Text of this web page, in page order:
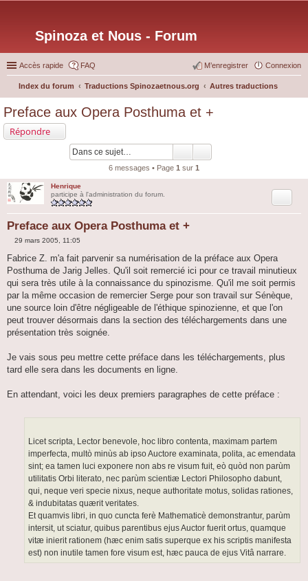
Spinoza et Nous - Forum
Accès rapide FAQ Connexion
M’enregistrer
Index du forum Traductions Spinozaetnous.org
Autres traductions
Preface aux Opera Posthuma et +
Répondre
6 messages • Page 1 sur 1
Henrique
participe à l'administration du forum.
Preface aux Opera Posthuma et +
e
s
s
a
g
e
29 mars 2005, 11:05
Fabrice Z. m'a fait parvenir sa numérisation de la préface aux Opera
Posthuma de Jarig Jelles. Qu'il soit remercié ici pour ce travail minutieux
qui sera très utile à la connaissance du spinozisme. Qu'il me soit permis
par la même occasion de remercier Serge pour son travail sur Sénèque,
une source loin d'être négligeable de l'éthique spinozienne, et que l'on
peut trouver désormais dans la section des téléchargements dans une
présentation très soignée.
Je vais sous peu mettre cette préface dans les téléchargements, plus
tard elle sera dans les documents en ligne.
En attendant, voici les deux premiers paragraphes de cette préface :
Licet scripta, Lector benevole, hoc libro contenta, maximam partem
imperfecta, multò minùs ab ipso Auctore examinata, polita, ac emendata
sint; ea tamen luci exponere non abs re visum fuit, eò quòd non parùm
utilitatis Orbi literato, nec parùm scientiæ Lectori Philosopho dabunt,
qui, neque veri specie nixus, neque authoritate motus, solidas rationes,
& indubitatas quærit veritates.
Et quamvis libri, in quo cuncta ferè Mathematicè demonstrantur, parùm
intersit, ut sciatur, quibus parentibus ejus Auctor fuerit ortus, quamque
vitæ inierit rationem (hæc enim satis superque ex his scriptis manifesta
est) non inutile tamen fore visum est, hæc pauca de ejus Vitâ narrare.